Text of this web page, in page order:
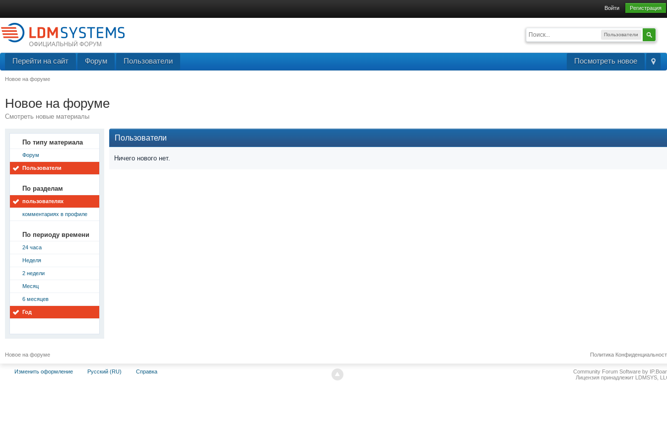
Войти Регистрация
Пользователи
Посмотреть новое
Перейти на сайт Форум Пользователи
Новое на форуме
Новое на форуме
Смотреть новые материалы
По типу материала
Форум
Пользователи
По разделам
пользователях
комментариях в профиле
По периоду времени
24 часа
Неделя
2 недели
Месяц
6 месяцев
Год
Пользователи
Ничего нового нет.
Новое на форуме Политика
Изменить оформление Русский (RU) Справка
Community Forum Software by
Лицензия принадлежит LDMSYS,